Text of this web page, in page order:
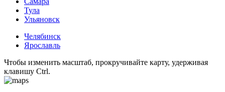
Тула
Ульяновск
Челябинск
Ярославль
Чтобы изменить масштаб, прокручивайте карту, удерживая
клавишу Ctrl.